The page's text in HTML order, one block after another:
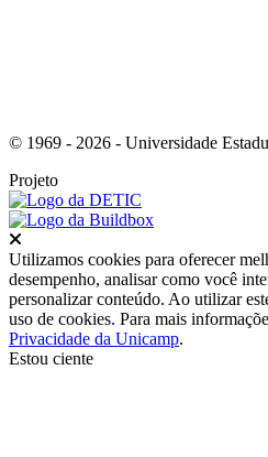
© 1969 - 2026 - Universidade
Projeto
Utilizamos cookies para oferecer
desempenho, analisar como você
personalizar conteúdo. Ao utilizar
uso de cookies. Para mais
Privacidade da Unicamp.
Estou ciente